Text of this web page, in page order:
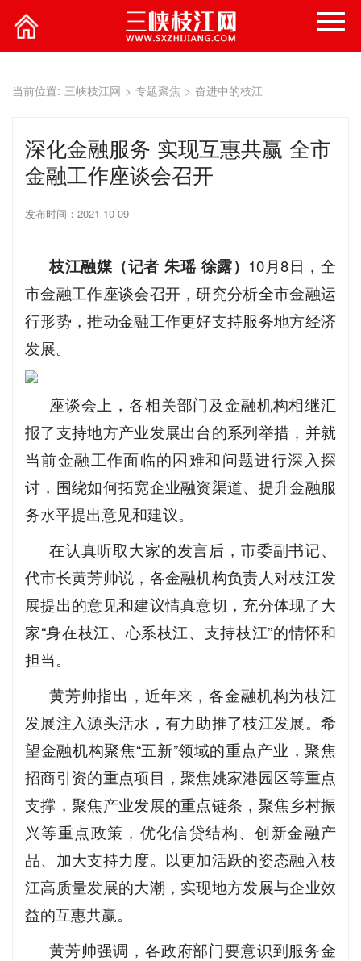
当前位置: 三峡枝江网 > 专题聚焦 > 奋进中的枝江
深化金融服务 实现互惠共赢 全市
金融工作座谈会召开
发布时间：2021-10-09
枝江融媒（记者 朱瑶 徐露） 10月8日，全
市金融工作座谈会召开，研究分析全市金融运
行形势，推动金融工作更好支持服务地方经济
发展。
座谈会上，各相关部门及金融机构相继汇
报了支持地方产业发展出台的系列举措，并就
当前金融工作面临的困难和问题进行深入探
讨，围绕如何拓宽企业融资渠道、提升金融服
务水平提出意见和建议。
在认真听取大家的发言后，市委副书记、
代市长黄芳帅说，各金融机构负责人对枝江发
展提出的意见和建议情真意切，充分体现了大
家“身在枝江、心系枝江、支持枝江”的情怀和
担当。
黄芳帅指出，近年来，各金融机构为枝江
发展注入源头活水，有力助推了枝江发展。希
望金融机构聚焦“五新”领域的重点产业，聚焦
招商引资的重点项目，聚焦姚家港园区等重点
支撑，聚焦产业发展的重点链条，聚焦乡村振
兴等重点政策，优化信贷结构、创新金融产
品、加大支持力度。以更加活跃的姿态融入枝
江高质量发展的大潮，实现地方发展与企业效
益的互惠共赢。
黄芳帅强调，各政府部门要意识到服务金